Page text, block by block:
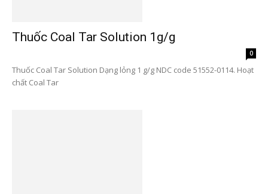
Thuốc Coal Tar Solution 1g/g
0
Thuốc Coal Tar Solution Dạng lỏng 1 g/g NDC code 51552-0114. Hoạt
chất Coal Tar